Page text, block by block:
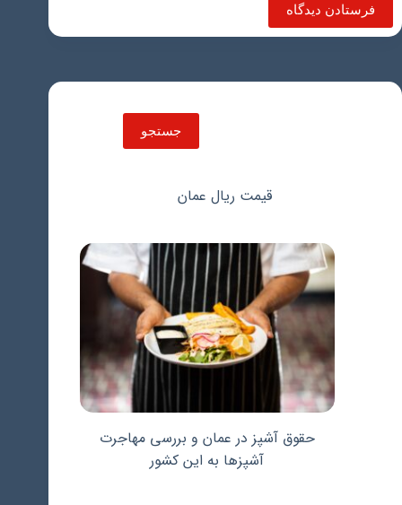
فرستادن دیدگاه
جستجو
قیمت ریال عمان
حقوق آشپز در عمان و بررسی مهاجرت
آشپزها به این کشور